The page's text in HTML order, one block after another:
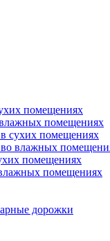
помещениях
помещениях
сухих помещениях
во влажных
помещениях
помещениях
дорожки